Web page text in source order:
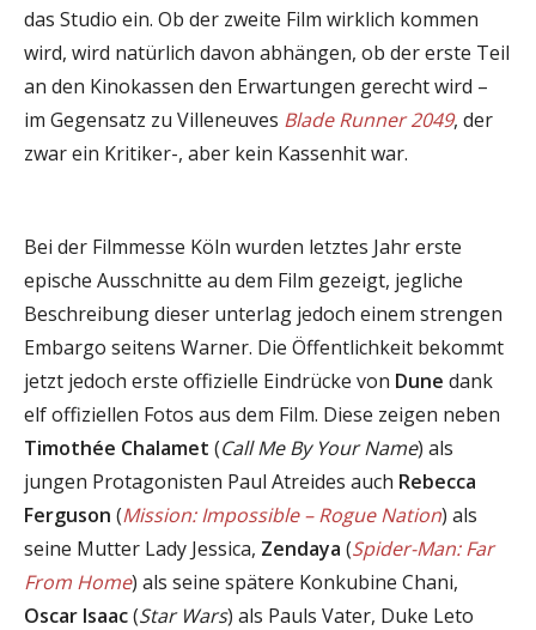
das Studio ein. Ob der zweite Film wirklich kommen
wird, wird natürlich davon abhängen, ob der erste Teil
an den Kinokassen den Erwartungen gerecht wird –
im Gegensatz zu Villeneuves Blade Runner 2049, der
zwar ein Kritiker-, aber kein Kassenhit war.
Bei der Filmmesse Köln wurden letztes Jahr erste
epische Ausschnitte au dem Film gezeigt, jegliche
Beschreibung dieser unterlag jedoch einem strengen
Embargo seitens Warner. Die Öffentlichkeit bekommt
jetzt jedoch erste offizielle Eindrücke von Dune dank
elf offiziellen Fotos aus dem Film. Diese zeigen neben
Timothée Chalamet (Call Me By Your Name) als
jungen Protagonisten Paul Atreides auch Rebecca
Ferguson (Mission: Impossible – Rogue Nation) als
seine Mutter Lady Jessica, Zendaya (Spider-Man: Far
From Home) als seine spätere Konkubine Chani,
Oscar Isaac(Star Wars) als Pauls Vater, Duke Leto